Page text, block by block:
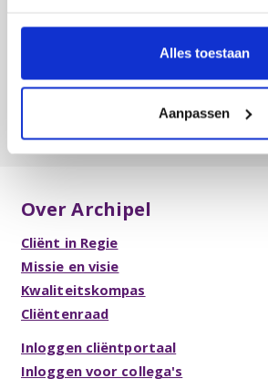
Alles toestaan
Aanpassen
Vacatures
Over Archipel
Cliënt in Regie
Missie en visie
Kwaliteitskompas
Cliëntenraad
Inloggen cliëntportaal
Inloggen voor collega's